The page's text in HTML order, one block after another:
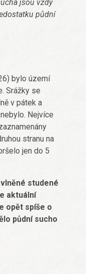
jsou vždy
půdní
bylo území
Srážky se
v pátek a
Nejvíce
stranu na
jen do 5
studené
aktuální
opět spíše o
půdní sucho